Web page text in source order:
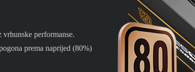
performanse.
prema naprijed (80%)